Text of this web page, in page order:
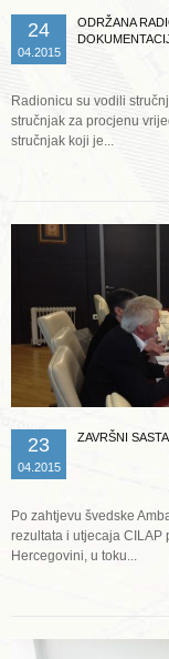
24
04.2015
ODRŽANA
Radionicu su vodili
stručnjak za procjenu
stručnjak koji je...
23
04.2015
ZAVRŠNI
Po zahtjevu švedske
rezultata i utjecaja CILAP
Hercegovini, u toku...